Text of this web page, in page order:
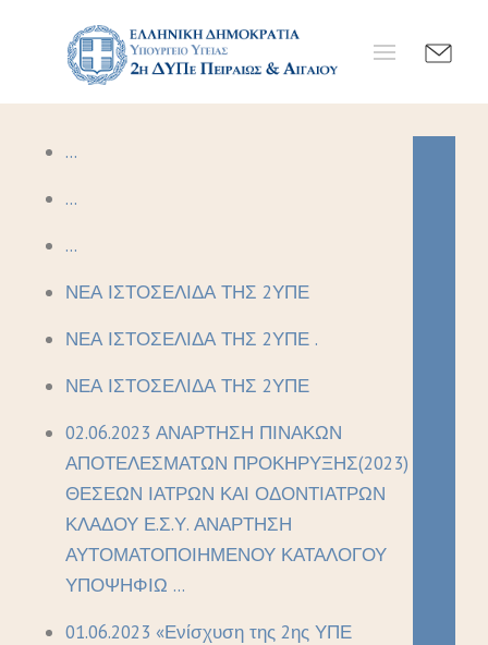
...
...
...
ΝΕΑ ΙΣΤΟΣΕΛΙΔΑ ΤΗΣ 2ΥΠΕ
ΝΕΑ ΙΣΤΟΣΕΛΙΔΑ ΤΗΣ 2ΥΠΕ .
ΝΕΑ ΙΣΤΟΣΕΛΙΔΑ ΤΗΣ 2ΥΠΕ
02.06.2023 ΑΝΑΡΤΗΣΗ ΠΙΝΑΚΩΝ
ΑΠΟΤΕΛΕΣΜΑΤΩΝ ΠΡΟΚΗΡΥΞΗΣ(2023)
ΘΕΣΕΩΝ ΙΑΤΡΩΝ ΚΑΙ ΟΔΟΝΤΙΑΤΡΩΝ
ΚΛΑΔΟΥ Ε.Σ.Υ. ΑΝΑΡΤΗΣΗ
ΑΥΤΟΜΑΤΟΠΟΙΗΜΕΝΟΥ ΚΑΤΑΛΟΓΟΥ
ΥΠΟΨΗΦΙΩ ...
01.06.2023 «Ενίσχυση της 2ης ΥΠΕ